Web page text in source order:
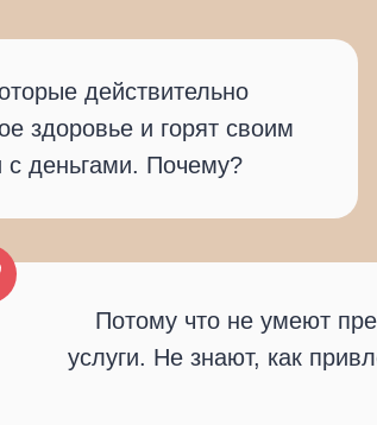
действительно
здоровье и горят своим
деньгами. Почему?
Потому что не умеют
услуги. Не знают, как